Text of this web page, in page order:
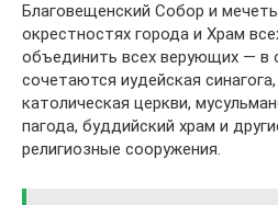
Благовещенский Собор и
окрестностях города и Храм
объединить всех верующих — в
сочетаются иудейская
католическая церкви,
пагода, буддийский храм и
религиозные сооружения.